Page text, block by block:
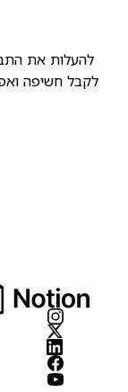
לקבל חשיפה ואפילו